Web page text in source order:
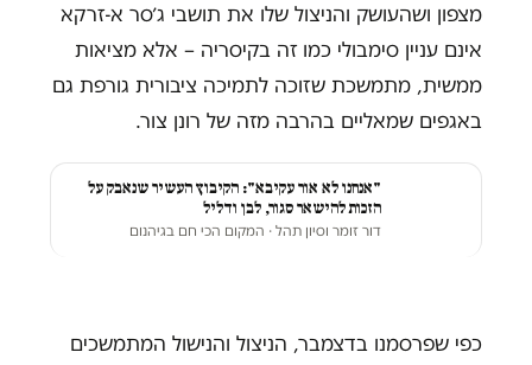
מצפון ושהעושק והניצול שלו את תושבי ג׳סר א-זרקא
אינם עניין סימבולי כמו זה בקיסריה – אלא מציאות
ממשית, מתמשכת שזוכה לתמיכה ציבורית גורפת גם
באגפים שמאליים בהרבה מזה של רונן צור.
"אנחנו לא אור עקיבא": הקיבוץ העשיר שנאבק על
הזכות להישאר סגור, לבן ודליל
דור זומר וסיון תהל · המקום הכי חם בגיהנום
כפי שפרסמנו בדצמבר, הניצול והנישול המתמשכים